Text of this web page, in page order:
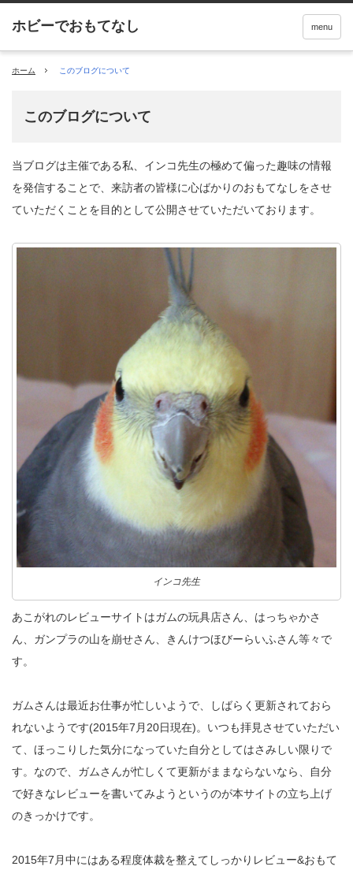
menu
ホーム このブログについて
このブログについて
当ブログは主催である私、インコ先生の極めて偏った趣味の情報
を発信することで、来訪者の皆様に心ばかりのおもてなしをさせ
ていただくことを目的として公開させていただいております。
インコ先生
あこがれのレビューサイトはガムの玩具店さん、はっちゃかさ
ん、ガンプラの山を崩せさん、きんけつほびーらいふさん等々で
す。
ガムさんは最近お仕事が忙しいようで、しばらく更新されておら
れないようです(2015年7月20日現在)。いつも拝見させていただい
て、ほっこりした気分になっていた自分としてはさみしい限りで
す。なので、ガムさんが忙しくて更新がままならないなら、自分
で好きなレビューを書いてみようというのが本サイトの立ち上げ
のきっかけです。
2015年7月中にはある程度体裁を整えてしっかりレビュー&おもて